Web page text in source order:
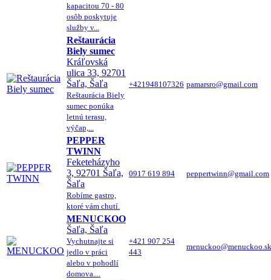
kapacitou 70 - 80
osôb poskytuje
služby v...
Reštaurácia
Biely sumec
Kráľovská
ulica 33, 92701
Šaľa, Šaľa
Reštaurácia Biely
sumec ponúka
letnú terasu,
výčap,...
+421948107326 pamarsro@gmail.com
PEPPER
TWINN
Feketeházyho
3, 92701 Šaľa,
Šaľa
Robíme gastro,
ktoré vám chutí.
0917 619 894 peppertwinn@gmail.com
MENUCKOO
Šaľa, Šaľa
Vychutnajte si
jedlo v práci
alebo v pohodlí
domova....
+421 907 254
443
menuckoo@menuckoo.sk